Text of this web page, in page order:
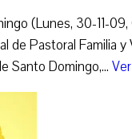
(Lunes, 30-11-
de Pastoral Familia y
Santo Domingo,...